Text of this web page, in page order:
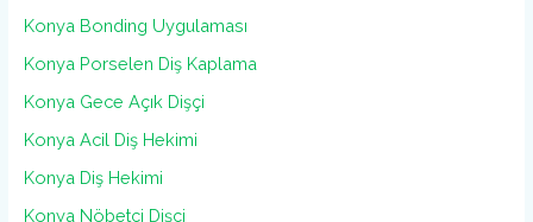
Konya Bonding Uygulaması
Konya Porselen Diş Kaplama
Konya Gece Açık Dişçi
Konya Acil Diş Hekimi
Konya Diş Hekimi
Konya Nöbetçi Dişçi